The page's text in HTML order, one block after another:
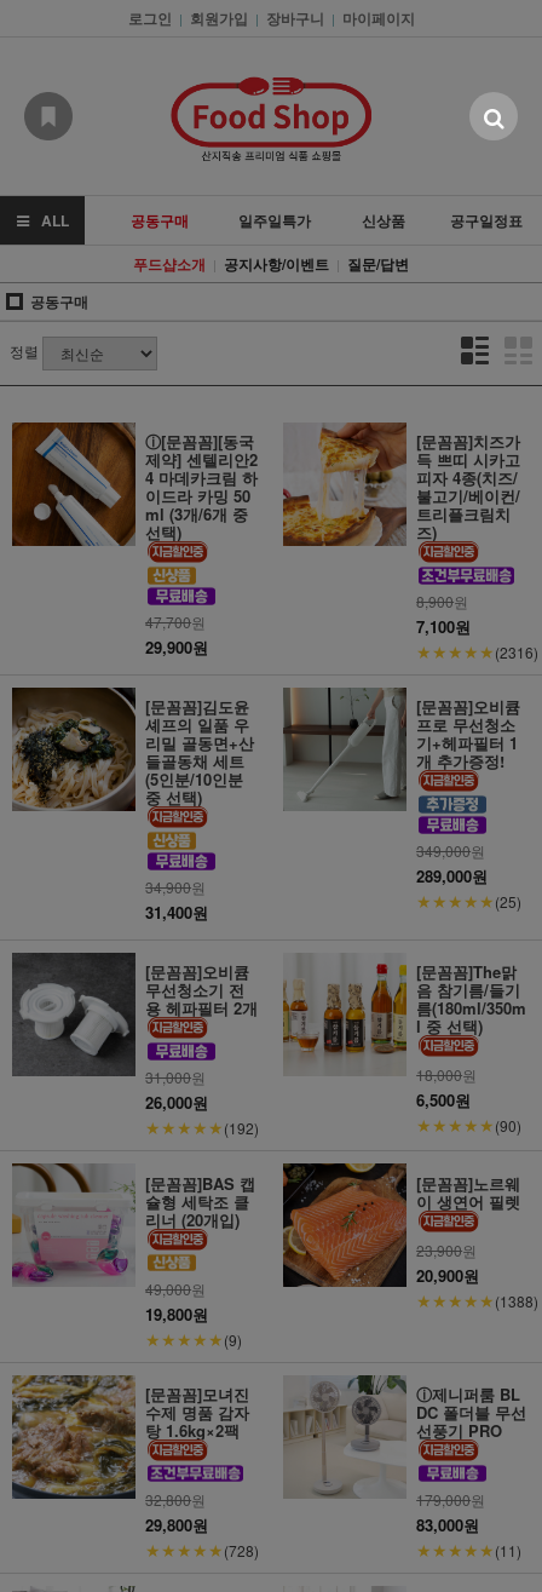
로그인 | 회원가입 | 장바구니 | 마이페이지
ALL 공동구매 일주일특가 신상품
공구일정표
푸드샵소개 | 공지사항/이벤트 | 질문/답변
공동구매
정렬
ⓘ[문꼼꼼][동국
제약] 센텔리안2
4 마데카크림 하
이드라 카밍 50
ml (3개/6개 중
선택)
47,700원
29,900원
[문꼼꼼]치즈가
득 쁘띠 시카고
피자 4종(치즈/
불고기/베이컨/
트리플크림치
즈)
8,900원
7,100원
★★★★★(2316)
[문꼼꼼]김도윤
셰프의 일품 우
리밀 골동면+산
들골동채 세트
(5인분/10인분
중 선택)
34,900원
31,400원
[문꼼꼼]오비큠
프로 무선청소
기+헤파필터 1
개 추가증정!
349,000원
289,000원
★★★★★(25)
[문꼼꼼]오비큠
무선청소기 전
용 헤파필터 2개
31,000원
26,000원
★★★★★(192)
[문꼼꼼]The맑
음 참기름/들기
름(180ml/350m
l 중 선택)
18,000원
6,500원
★★★★★(90)
[문꼼꼼]BAS 캡
슐형 세탁조 클
리너 (20개입)
49,000원
19,800원
★★★★★(9)
[문꼼꼼]노르웨
이 생연어 필렛
23,900원
20,900원
★★★★★(1388)
[문꼼꼼]모녀진
수제 명품 감자
탕 1.6kg×2팩
32,800원
29,800원
★★★★★(728)
ⓘ제니퍼룸 BL
DC 폴더블 무선
선풍기 PRO
179,000원
83,000원
★★★★★(11)